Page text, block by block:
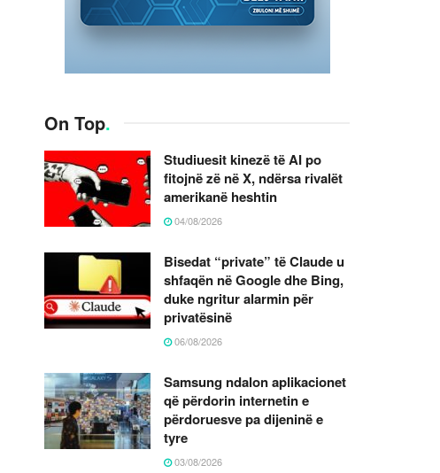
On Top.
Studiuesit kinezë të AI po
fitojnë zë në X, ndërsa rivalët
amerikanë heshtin
04/08/2026
Bisedat “private” të Claude u
shfaqën në Google dhe Bing,
duke ngritur alarmin për
privatësinë
06/08/2026
Samsung ndalon aplikacionet
që përdorin internetin e
përdoruesve pa dijeninë e
tyre
03/08/2026